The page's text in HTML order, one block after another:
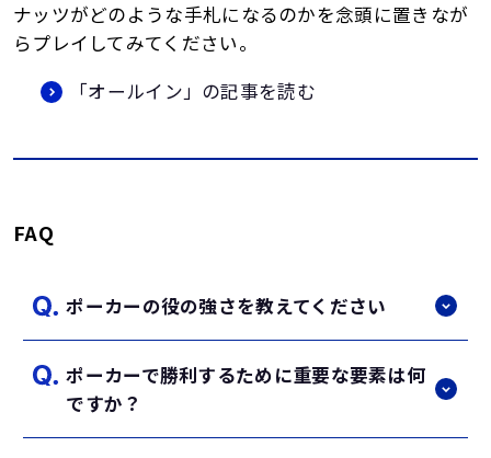
ナッツがどのような手札になるのかを念頭に置きなが
らプレイしてみてください。
「オールイン」の記事を読む
FAQ
ポーカーの役の強さを教えてください
ポーカーの役は強い順に以下の通りです。
ポーカーで勝利するために重要な要素は何
ですか？